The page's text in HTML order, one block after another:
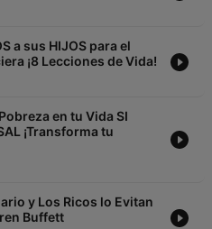
a sus HIJOS para el
¡8 Lecciones de Vida!
en tu Vida SI
¡Transforma tu
y Los Ricos lo Evitan
Buffett